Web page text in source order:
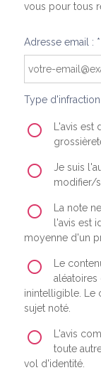
vous pour tous
Adresse email : *
Type d'infraction
L'avis
Je suis
modifier/
La note
l'avis est
moyenne d'un
Le
inintelligible. Le
sujet noté.
L'avis
toute
vol d'identité.